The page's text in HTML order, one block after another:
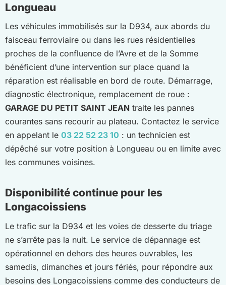
Longueau
Les véhicules immobilisés sur la D934, aux abords du
faisceau ferroviaire ou dans les rues résidentielles
proches de la confluence de l’Avre et de la Somme
bénéficient d’une intervention sur place quand la
réparation est réalisable en bord de route. Démarrage,
diagnostic électronique, remplacement de roue :
GARAGE DU PETIT SAINT JEAN traite les pannes
courantes sans recourir au plateau. Contactez le service
en appelant le 03 22 52 23 10 : un technicien est
dépêché sur votre position à Longueau ou en limite avec
les communes voisines.
Disponibilité continue pour les
Longacoissiens
Le trafic sur la D934 et les voies de desserte du triage
ne s’arrête pas la nuit. Le service de dépannage est
opérationnel en dehors des heures ouvrables, les
samedis, dimanches et jours fériés, pour répondre aux
besoins des Longacoissiens comme des conducteurs de